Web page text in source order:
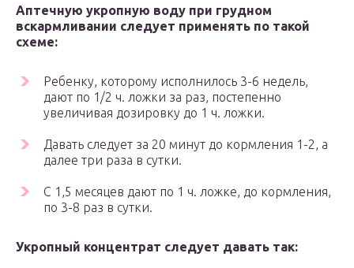
Аптечную укропную воду при грудном
вскармливании следует применять по такой
схеме:
Ребенку, которому исполнилось 3-6 недель,
дают по 1/2 ч. ложки за раз, постепенно
увеличивая дозировку до 1 ч. ложки.
Давать следует за 20 минут до кормления 1-2, а
далее три раза в сутки.
С 1,5 месяцев дают по 1 ч. ложке, до кормления,
по 3-8 раз в сутки.
Укропный концентрат следует давать так: